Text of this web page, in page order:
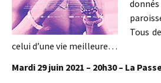
Tous
celui d’une vie meilleure…
Mardi 29 juin 2021 – 20h30 – La